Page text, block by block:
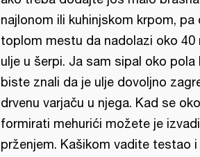
najlonom ili kuhinjskom krpom,
toplom mestu da nadolazi oko 40
ulje u šerpi. Ja sam sipal oko pola
biste znali da je ulje dovoljno
drvenu varjaču u njega. Kad se
formirati mehurići možete je
prženjem. Kašikom vadite testao